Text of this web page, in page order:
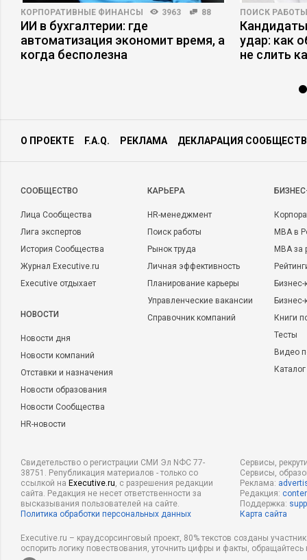
КОРПОРАТИВНЫЕ ФИНАНСЫ 3963 88
ИИ в бухгалтерии: где
автоматизация экономит время, а
когда бесполезна
ПОИСК РАБОТЫ
удар: как
не слить
О ПРОЕКТЕ F.A.Q. РЕКЛАМА ДЕКЛАРАЦИЯ
CООБЩЕСТВО
Лица Сообщества
Лига экспертов
История Сообщества
Журнал Executive.ru
Executive отдыхает
НОВОСТИ
Новости дня
Новости компаний
Отставки и назначения
Новости образования
Новости Сообщества
HR-новости
КАРЬЕРА
HR-менеджмент
Поиск работы
Рынок труда
Личная эффективность
Планирование карьеры
Управленческие вакансии
Справочник компаний
MBA в
MBA
Бизнес-
Книги
Тесты
Видео
Свидетельство о регистрации СМИ Эл NФС 77-
38751. Републикация материалов - только со
ссылкой на Executive.ru, с разрешения редакции
сайта. Редакция не несет ответственности за
высказывания пользователей на сайте.
Политика обработки персональных данных
Сервисы,
Сервисы,
Реклама:
Редакция:
Поддержка:
Карта сайта
Executive.ru – краудсорсинговый проект, 80% текстов созданы
оспорить логику повествования, уточнить цифры и факты,